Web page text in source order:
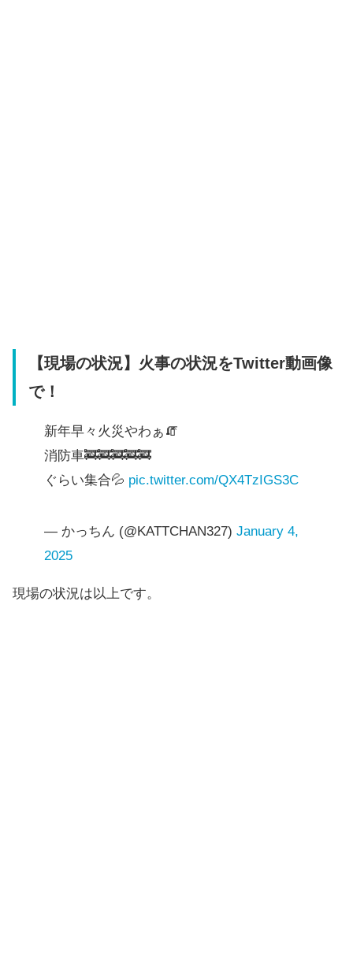
【現場の状況】火事の状況をTwitter動画像
で！
新年早々火災やわぁ🧯
消防車🚒🚒🚒🚒🚒
ぐらい集合💦 pic.twitter.com/QX4TzIGS3C
— かっちん (@KATTCHAN327) January 4,
2025
現場の状況は以上です。